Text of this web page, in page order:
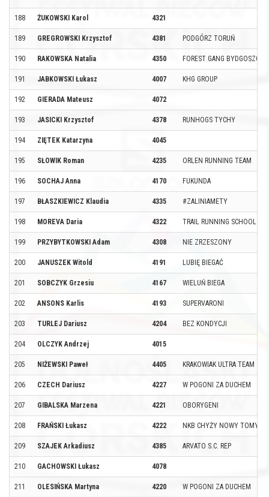
188 ŻUKOWSKI Karol 4321
189 GREGROWSKI Krzysztof 4381 PODGÓRZ TORUŃ
190 RAKOWSKA Natalia 4350 FOREST GANG BYDGOSZCZ
191 JABKOWSKI Łukasz 4007 KHG GROUP
192 GIERADA Mateusz 4072
193 JASICKI Krzysztof 4378 RUNHOGS TYCHY
194 ZIĘTEK Katarzyna 4045
195 SŁOWIK Roman 4235 ORLEN RUNNING TEAM
196 SOCHAJ Anna 4170 FUKUNDA
197 BŁASZKIEWICZ Klaudia 4335 #ZALINIAMETY
198 MOREVA Daria 4322 TRAIL RUNNING SCHOOL
199 PRZYBYTKOWSKI Adam 4308 NIE ZRZESZONY
200 JANUSZEK Witold 4191 LUBIĘ BIEGAĆ
201 SOBCZYK Grzesiu 4167 WIELUŃ BIEGA
202 ANSONS Karlis 4193 SUPERVARONI
203 TURLEJ Dariusz 4204 BEZ KONDYCJI
204 OLCZYK Andrzej 4015
205 NIŻEWSKI Paweł 4405 KRAKOWIAK ULTRA TEAM
206 CZECH Dariusz 4227 W POGONI ZA DUCHEM
207 GIBALSKA Marzena 4221 OBORYGENI
208 FRAŃSKI Łukasz 4222 NKB CHYŻY NOWY TOMYŚL
209 SZAJEK Arkadiusz 4385 ARVATO S.C. REP
210 GACHOWSKI Łukasz 4078
211 OLESIŃSKA Martyna 4220 W POGONI ZA DUCHEM